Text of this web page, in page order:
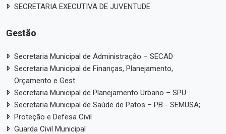
SECRETARIA EXECUTIVA DE JUVENTUDE
Gestão
Secretaria Municipal de Administração – SECAD
Secretaria Municipal de Finanças, Planejamento,
Orçamento e Gest
Secretaria Municipal de Planejamento Urbano – SPU
Secretaria Municipal de Saúde de Patos – PB - SEMUSA;
Proteção e Defesa Civil
Guarda Civil Municipal